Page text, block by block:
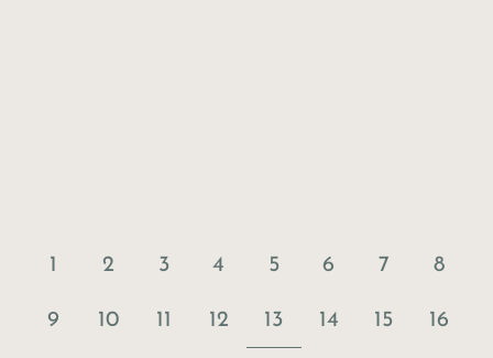
1 2 3 4 5 6 7 8
9 10 11 12 13 14 15 16